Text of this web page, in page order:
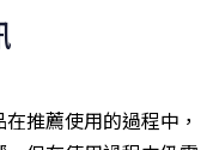
推薦使用的過程中，